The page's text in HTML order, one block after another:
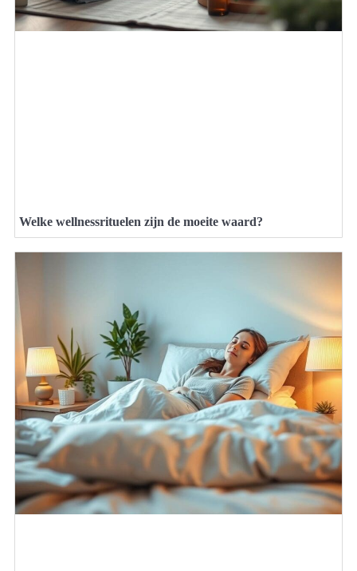
Welke wellnessrituelen zijn de moeite waard?